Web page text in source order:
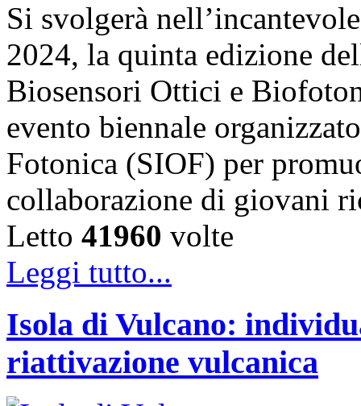
Si svolgerà
2024, la quinta edizione
Biosensori Ottici e
evento biennale
Fotonica (SIOF) per
collaborazione di giovani
Letto 41960 volte
Leggi tutto...
Isola di Vulcano:
riattivazione vulcanica